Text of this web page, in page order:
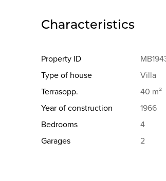
Het zwembad in de tuin heeft ook
Characteristics
Property ID
Type of house
Villa
Terrasopp.
40 m²
Year of construction
1966
Bedrooms
4
Garages
2